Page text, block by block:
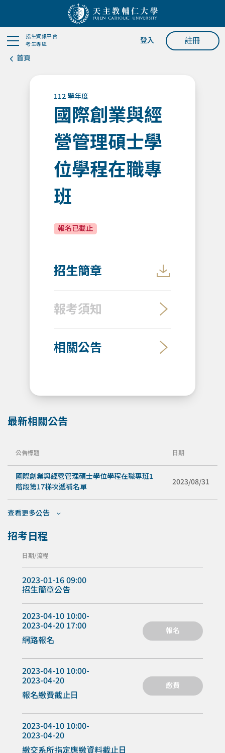
招生資訊平台
考生專區
登入 註冊
首頁
112 學年度
國際創業與經
營管理碩士學
位學程在職專
班
報名已截止
招生簡章
報考須知
相關公告
最新相關公告
公告標題 日期
國際創業與經營管理碩士學位學程在職專班1
階段第17梯次遞補名單
2023/08/31
查看更多公告
招考日程
日期 流程
2023-01-16 09:00
招生簡章公告
2023-04-10 10:00-
2023-04-20 17:00
網路報名
報名
2023-04-10 10:00-
2023-04-20
報名繳費截止日
繳費
2023-04-10 10:00-
2023-04-20
繳交系所指定應繳資料截止日